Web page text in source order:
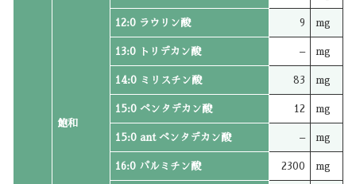
飽和
12:0 ラウリン酸 9 mg
13:0 トリデカン酸 – mg
14:0 ミリスチン酸 83 mg
15:0 ペンタデカン酸 12 mg
15:0 ant ペンタデカン酸 – mg
16:0 パルミチン酸 2300 mg